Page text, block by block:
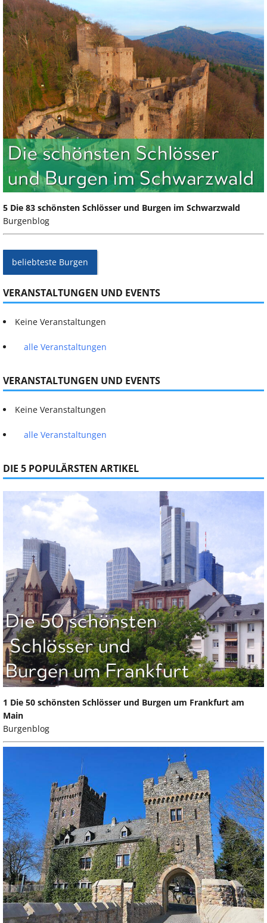
5 Die 83 schönsten Schlösser und Burgen im Schwarzwald
Burgenblog
beliebteste Burgen
VERANSTALTUNGEN UND EVENTS
Keine Veranstaltungen
alle Veranstaltungen
VERANSTALTUNGEN UND EVENTS
Keine Veranstaltungen
alle Veranstaltungen
DIE 5 POPULÄRSTEN ARTIKEL
1 Die 50 schönsten Schlösser und Burgen um Frankfurt am
Main
Burgenblog